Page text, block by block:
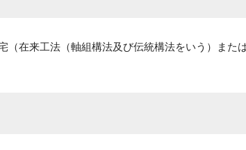
（在来工法（軸組構法及び伝統構法をいう）また